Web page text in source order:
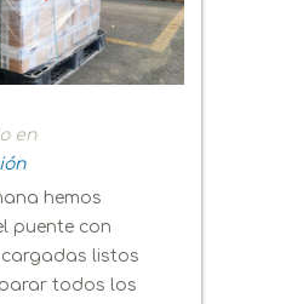
en
hemos
puente con
listos
todos los